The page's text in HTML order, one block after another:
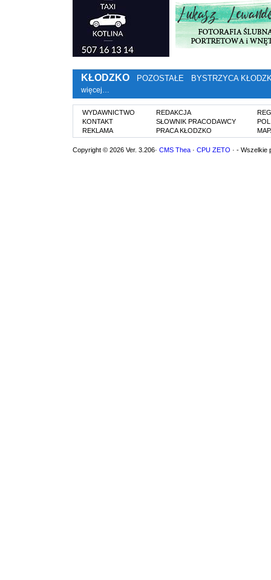
KŁODZKO POZOSTAŁE BYSTRZYCA
więcej…
WYDAWNICTWO
KONTAKT
REKLAMA
REDAKCJA
SŁOWNIK PRACODAWCY
PRACA KŁODZKO
Copyright © 2026 Ver. 3.206· CMS Thea · CPU ZETO · - Wszelkie